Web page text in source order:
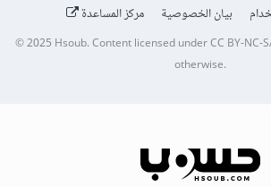
بيان الخصوصية مركز المساعدة
© 2025 Hsoub.Content licensed underCC BY-NC-
otherwise.